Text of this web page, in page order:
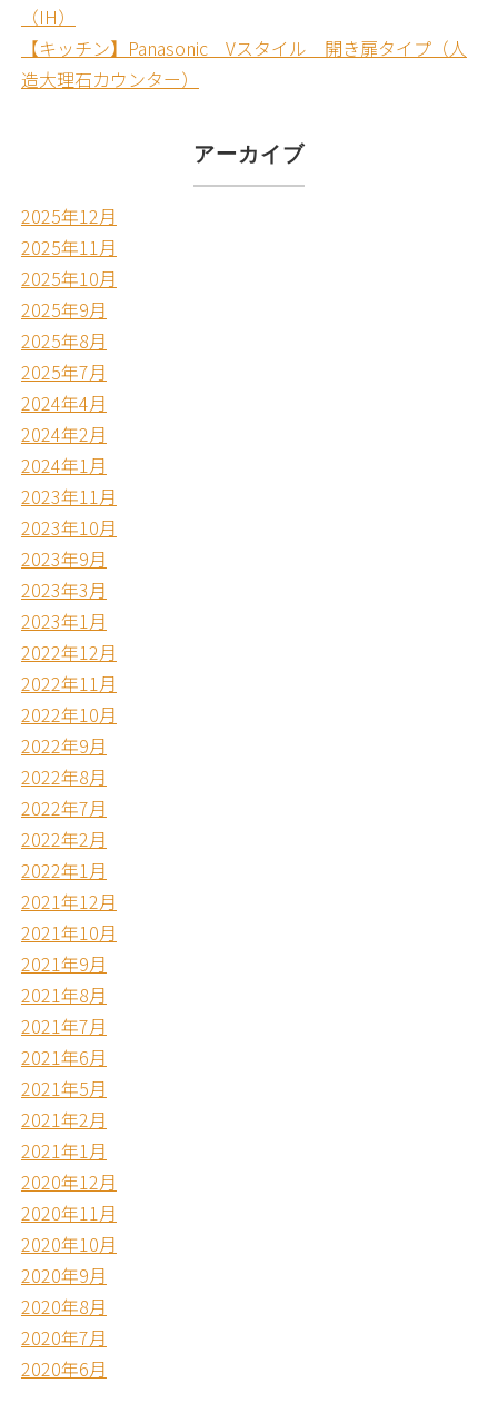
（IH）
【キッチン】Panasonic Vスタイル 開き扉タイプ（人
造大理石カウンター）
アーカイブ
2025年12月
2025年11月
2025年10月
2025年9月
2025年8月
2025年7月
2024年4月
2024年2月
2024年1月
2023年11月
2023年10月
2023年9月
2023年3月
2023年1月
2022年12月
2022年11月
2022年10月
2022年9月
2022年8月
2022年7月
2022年2月
2022年1月
2021年12月
2021年10月
2021年9月
2021年8月
2021年7月
2021年6月
2021年5月
2021年2月
2021年1月
2020年12月
2020年11月
2020年10月
2020年9月
2020年8月
2020年7月
2020年6月